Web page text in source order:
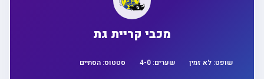
מכבי קריית גת
שופט:לא זמין שערים: 4 -0 סטטוס:הסתיים